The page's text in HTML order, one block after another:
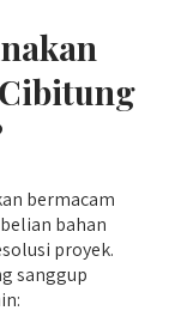
bermacam
bahan
proyek.
sanggup